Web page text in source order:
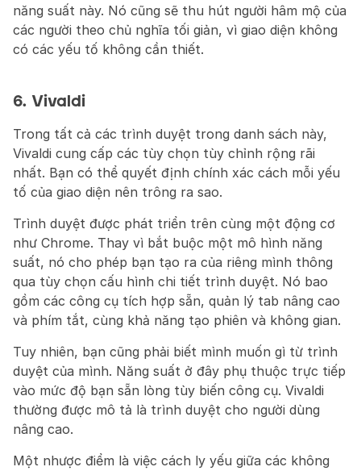
năng suất này. Nó cũng sẽ thu hút người hâm mộ của
các người theo chủ nghĩa tối giản, vì giao diện không
có các yếu tố không cần thiết.
6. Vivaldi
Trong tất cả các trình duyệt trong danh sách này,
Vivaldi cung cấp các tùy chọn tùy chỉnh rộng rãi
nhất. Bạn có thể quyết định chính xác cách mỗi yếu
tố của giao diện nên trông ra sao.
Trình duyệt được phát triển trên cùng một động cơ
như Chrome. Thay vì bắt buộc một mô hình năng
suất, nó cho phép bạn tạo ra của riêng mình thông
qua tùy chọn cấu hình chi tiết trình duyệt. Nó bao
gồm các công cụ tích hợp sẵn, quản lý tab nâng cao
và phím tắt, cùng khả năng tạo phiên và không gian.
Tuy nhiên, bạn cũng phải biết mình muốn gì từ trình
duyệt của mình. Năng suất ở đây phụ thuộc trực tiếp
vào mức độ bạn sẵn lòng tùy biến công cụ. Vivaldi
thường được mô tả là trình duyệt cho người dùng
nâng cao.
Một nhược điểm là việc cách ly yếu giữa các không